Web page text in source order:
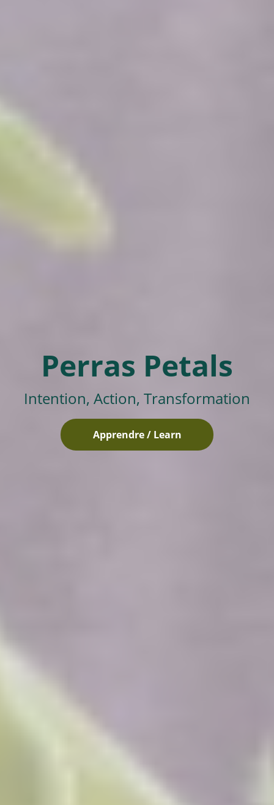
Perras Petals
Intention, Action, Transformation
Apprendre / Learn